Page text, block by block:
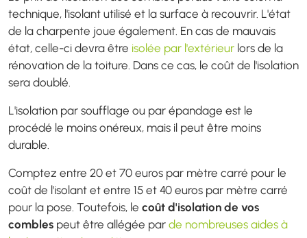
technique, l'isolant utilisé et la surface à recouvrir. L'état
de la charpente joue également. En cas de mauvais
état, celle-ci devra être isolée par l'extérieur lors de la
rénovation de la toiture. Dans ce cas, le coût de l'isolation
sera doublé.
L'isolation par soufflage ou par épandage est le
procédé le moins onéreux, mais il peut être moins
durable.
Comptez entre 20 et 70 euros par mètre carré pour le
coût de l'isolant et entre 15 et 40 euros par mètre carré
pour la pose. Toutefois, le coût d'isolation de vos
combles peut être allégée par de nombreuses aides à